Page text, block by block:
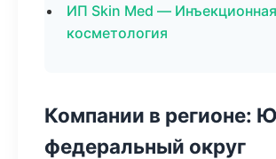
ИП Skin Med — Инъекционная
косметология
Компании в регионе:
федеральный округ